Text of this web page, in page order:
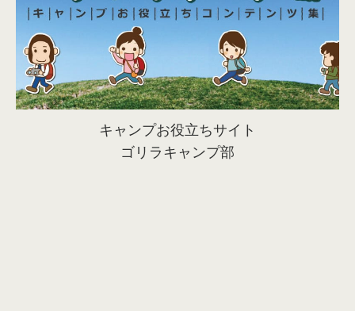
キャンプお役立ちサイト
ゴリラキャンプ部